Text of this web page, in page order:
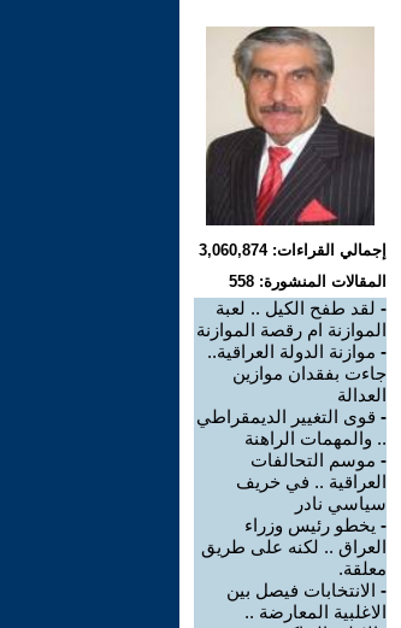
إجمالي القراءات: 3,060,874
المقالات المنشورة: 558
- لقد طفح الكيل .. لعبة
الموازنة ام رقصة الموازنة
- موازنة الدولة العراقية..
جاءت بفقدان موازين
العدالة
- قوى التغيير الديمقراطي
.. والمهمات الراهنة
- موسم التحالفات
العراقية .. في خريف
سياسي نادر
- يخطو رئيس وزراء
العراق .. لكنه على طريق
معلقة.
- الانتخابات فيصل بين
الاغلبية المعارضة ..